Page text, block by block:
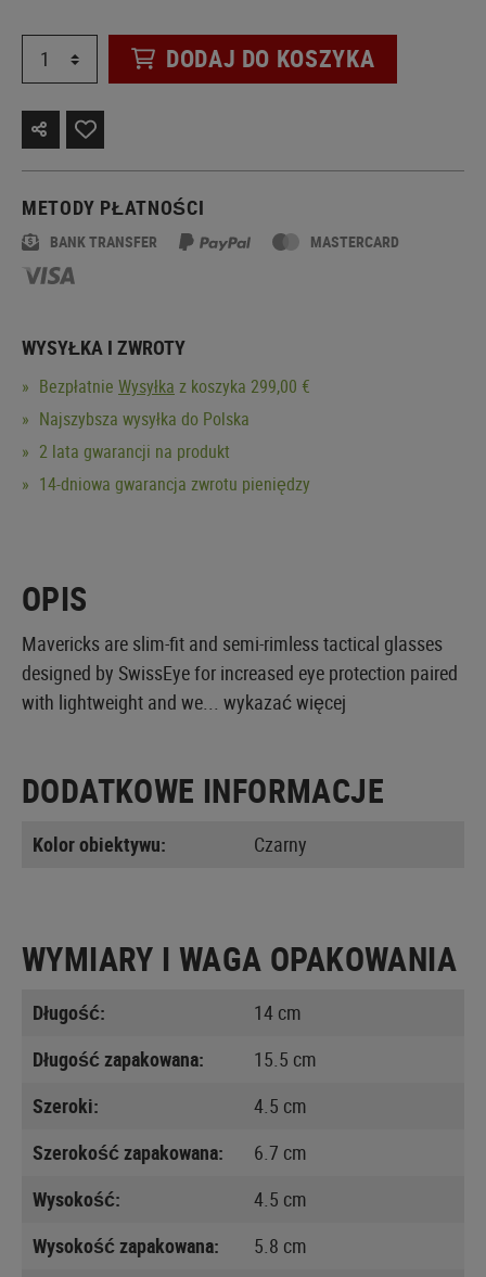
DODAJ DO KOSZYKA
METODY PŁATNOŚCI
BANK TRANSFER MASTERCARD
WYSYŁKA I ZWROTY
Bezpłatnie Wysyłka z koszyka 299,00 €
Najszybsza wysyłka do Polska
2 lata gwarancji na produkt
14-dniowa gwarancja zwrotu pieniędzy
OPIS
Mavericks are slim-fit and semi-rimless tactical glasses
designed by SwissEye for increased eye protection paired
with lightweight and we... wykazać więcej
DODATKOWE INFORMACJE
Kolor obiektywu: Czarny
WYMIARY I WAGA OPAKOWANIA
Długość:
14 cm
Długość zapakowana:
15.5 cm
Szeroki:
4.5 cm
Szerokość zapakowana:
6.7 cm
Wysokość:
4.5 cm
Wysokość zapakowana:
5.8 cm